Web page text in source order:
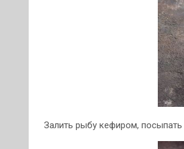
Залить рыбу кефиром,